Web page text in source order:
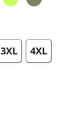
3XL 4XL